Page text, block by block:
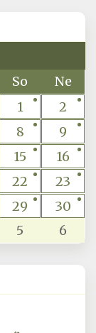
So
Ne
1
2
8
9
15
16
22
23
29
30
5 6